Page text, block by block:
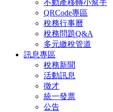
不動產移轉小幫手
QRCode專區
稅務行事曆
稅務問題Q&A
多元繳稅管道
訊息專區
稅務新聞
活動訊息
徵才
統一發票
公告